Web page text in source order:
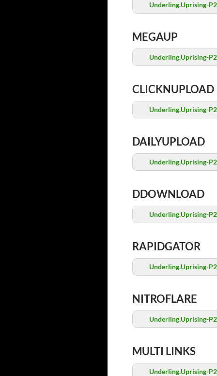
Underling.Uprising-
MEGAUP
Underling.Uprising-
CLICKNUPLOAD
Underling.Uprising-
DAILYUPLOAD
Underling.Uprising-
DDOWNLOAD
Underling.Uprising-
RAPIDGATOR
Underling.Uprising-
NITROFLARE
Underling.Uprising-
MULTI LINKS
Underling.Uprising-